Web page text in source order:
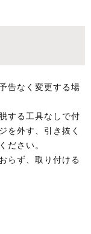
告なく変更する場
する工具なしで付
を外す、引き抜く
ださい。
らず、取り付ける